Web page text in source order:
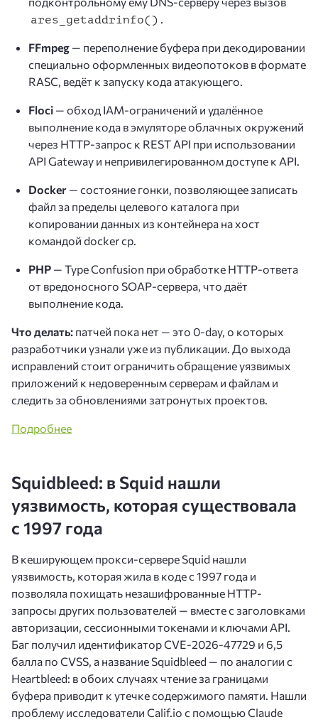
ares_getaddrinfo() .
FFmpeg — переполнение буфера при декодировании
специально оформленных видеопотоков в формате
RASC, ведёт к запуску кода атакующего.
Floci — обход IAM-ограничений и удалённое
выполнение кода в эмуляторе облачных окружений
через HTTP-запрос к REST API при использовании
API Gateway и непривилегированном доступе к API.
Docker — состояние гонки, позволяющее записать
файл за пределы целевого каталога при
копировании данных из контейнера на хост
командой docker cp.
PHP — Type Confusion при обработке HTTP-ответа
от вредоносного SOAP-сервера, что даёт
выполнение кода.
Что делать: патчей пока нет — это 0-day, о которых
разработчики узнали уже из публикации. До выхода
исправлений стоит ограничить обращение уязвимых
приложений к недоверенным серверам и файлам и
следить за обновлениями затронутых проектов.
Подробнее
Squidbleed: в Squid нашли
уязвимость, которая существовала
с 1997 года
В кеширующем прокси-сервере Squid нашли
уязвимость, которая жила в коде с 1997 года и
позволяла похищать незашифрованные HTTP-
запросы других пользователей — вместе с заголовками
авторизации, сессионными токенами и ключами API.
Баг получил идентификатор CVE-2026-47729 и 6,5
балла по CVSS, а название Squidbleed — по аналогии с
Heartbleed: в обоих случаях чтение за границами
буфера приводит к утечке содержимого памяти. Нашли
проблему исследователи Calif.io с помощью Claude